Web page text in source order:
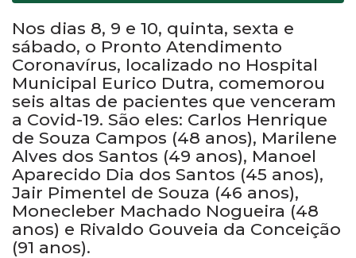
Nos dias 8, 9 e 10, quinta, sexta e
sábado, o Pronto Atendimento
Coronavírus, localizado no Hospital
Municipal Eurico Dutra, comemorou
seis altas de pacientes que venceram
a Covid-19. São eles: Carlos Henrique
de Souza Campos (48 anos), Marilene
Alves dos Santos (49 anos), Manoel
Aparecido Dia dos Santos (45 anos),
Jair Pimentel de Souza (46 anos),
Monecleber Machado Nogueira (48
anos) e Rivaldo Gouveia da Conceição
(91 anos).